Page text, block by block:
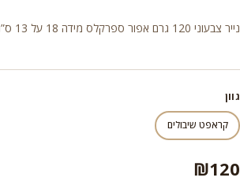
נייר צבעוני 120 גרם אפור ספרקלס מידה 18 על 13 ס”מ תוצרת הולנד
גוון
קראפט שיבולים
₪120